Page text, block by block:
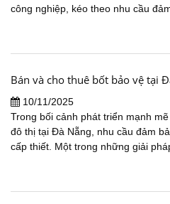
công nghiệp, kéo theo nhu cầu
Bán và cho thuê bốt bảo vệ tại
10/11/2025
Trong bối cảnh phát triển mạnh
đô thị tại Đà Nẵng, nhu cầu đảm
cấp thiết. Một trong những giải